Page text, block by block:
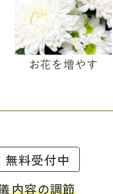
お花を増やす
無料受付中
内容の調節